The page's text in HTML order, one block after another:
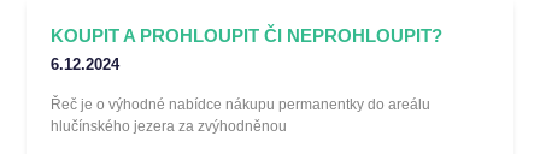
KOUPIT A PROHLOUPIT ČI NEPROHLOUPIT?
6.12.2024
Řeč je o výhodné nabídce nákupu permanentky do areálu
hlučínského jezera za zvýhodněnou